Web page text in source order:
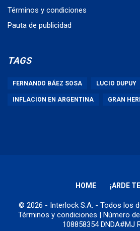
Términos y condiciones
Pauta de publicidad
TAGS
FERNANDO BÁEZ SOSA LUCIO DUPUY
INFLACION EN ARGENTINA GRAN
HOME ¡ARDE
© 2026 - Interlock S.A. - Todos los
Términos y condiciones | Número
108858354 DNDA#MJ